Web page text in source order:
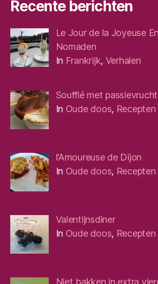
Recente berichten
Le Jour de la Joyeuse
Nomaden
In Frankrijk, Verhalen
Soufflé met passievrucht
In Oude doos, Recepten
l’Amoureuse de Dijon
In Oude doos, Recepten
Valentijnsdiner
In Oude doos, Recepten
Niet bakken in extra